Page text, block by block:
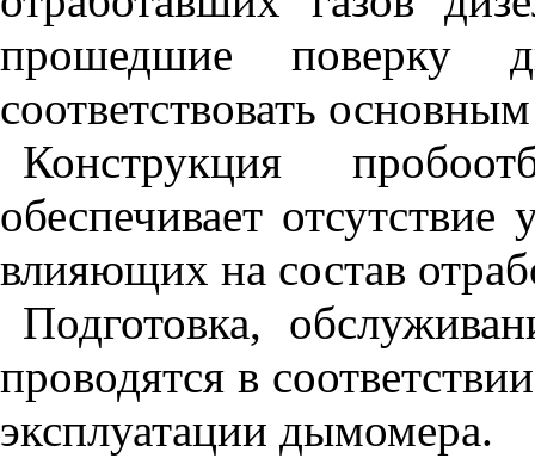
прошедшие поверку
соответствовать
Конструкция
обеспечивает отсутствие
влияющих на состав
Подготовка,
проводятся в
эксплуатации дымомера.